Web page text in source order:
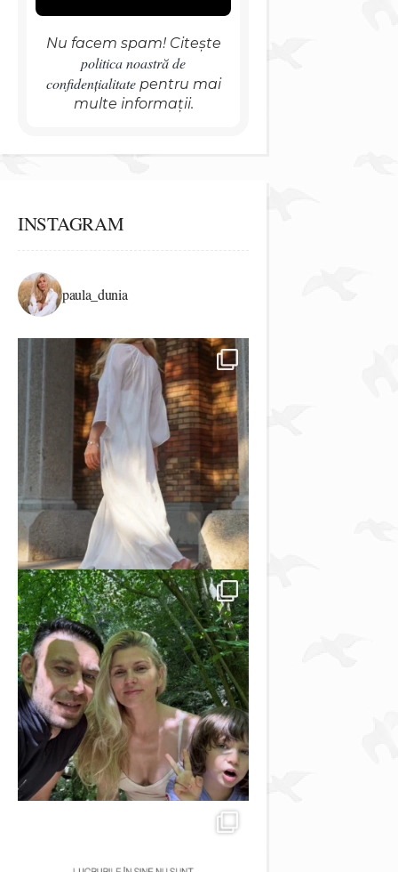
Nu facem spam! Citește
politica noastră de
confidențialitatepentru mai
multe informații.
INSTAGRAM
paula_dunia